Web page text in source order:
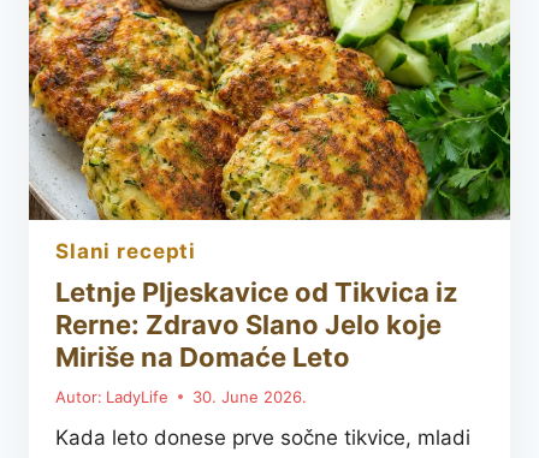
UKUSOM
slani recepti
Letnje Pljeskavice od Tikvica iz
Rerne: Zdravo Slano Jelo koje
Miriše na Domaće Leto
Autor: LadyLife 30. June 2026.
Kada leto donese prve sočne tikvice, mladi